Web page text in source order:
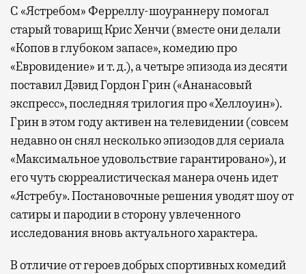
С «Ястребом» Ферреллу-шоураннеру помогал
старый товарищ Крис Хенчи (вместе они делали
«Копов в глубоком запасе», комедию про
«Евровидение» и т. д.), а четыре эпизода из десяти
поставил Дэвид Гордон Грин («Ананасовый
экспресс», последняя трилогия про «Хеллоуин»).
Грин в этом году активен на телевидении (совсем
недавно он снял несколько эпизодов для сериала
«Максимальное удовольствие гарантировано»), и
его чуть сюрреалистическая манера очень идет
«Ястребу». Постановочные решения уводят шоу от
сатиры и пародии в сторону увлеченного
исследования вновь актуального характера.
В отличие от героев добрых спортивных комедий